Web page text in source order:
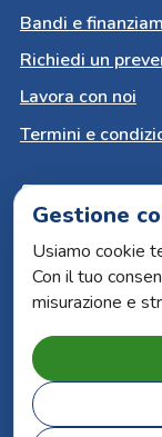
Bandi e
Richiedi un
Lavora con noi
Termini e
Carta del docente
Paypal
Bonifico bancario
Carte di credito
Gestione
Usiamo cookie
Con il tuo
misurazione e